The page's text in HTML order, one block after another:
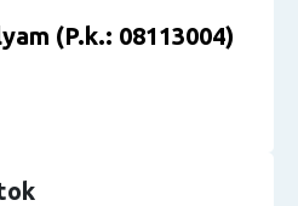
(P.k.: 08113004)